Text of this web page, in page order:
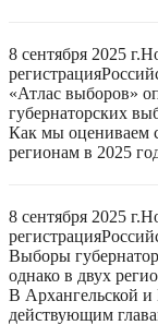
8 сентября 2025 г.
регистрация
«Атлас выборов»
губернаторских
Как мы оцениваем
регионам в 2025
8 сентября 2025 г.
регистрация
Выборы
однако в двух
В Архангельской и
действующим